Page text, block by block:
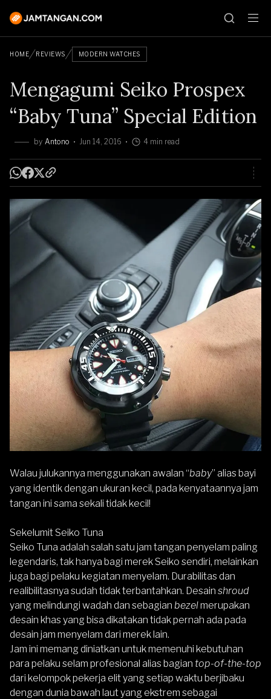
HOME REVIEWS MODERN WATCHES
Mengagumi Seiko Prospex
“Baby Tuna” Special Edition
by Antono Jun 14, 2016 4 min read
Walau julukannya menggunakan awalan “baby” alias bayi
yang identik dengan ukuran kecil, pada kenyataannya jam
tangan ini sama sekali tidak kecil!
Sekelumit Seiko Tuna
Seiko Tuna adalah salah satu jam tangan penyelam paling
legendaris, tak hanya bagi merek Seiko sendiri, melainkan
juga bagi pelaku kegiatan menyelam. Durabilitas dan
realibilitasnya sudah tidak terbantahkan. Desain shroud
yang melindungi wadah dan sebagian bezelmerupakan
desain khas yang bisa dikatakan tidak pernah ada pada
desain jam menyelam dari merek lain.
Jam ini memang diniatkan untuk memenuhi kebutuhan
para pelaku selam profesional alias bagian top-of-the-top
dari kelompok pekerja elit yang setiap waktu berjibaku
dengan dunia bawah laut yang ekstrem sebagai